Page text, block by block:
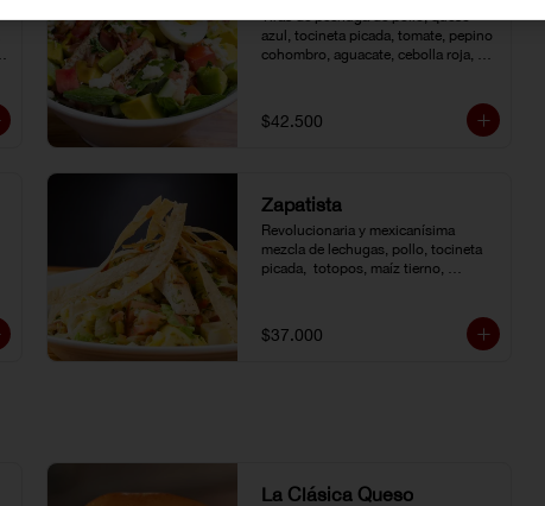
Tiras de pechuga de pollo, queso
azul, tocineta picada, tomate, pepino
cohombro, aguacate, cebolla roja,
$42.500
Zapatista
Revolucionaria y mexicanísima
mezcla de lechugas, pollo, tocineta
picada,  totopos, maíz tierno,
casa.
$37.000
La Clásica Queso